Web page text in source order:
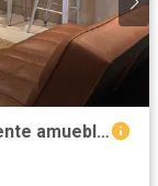
HURBAN renta departamento totalmente amueblado para ejecutivo.